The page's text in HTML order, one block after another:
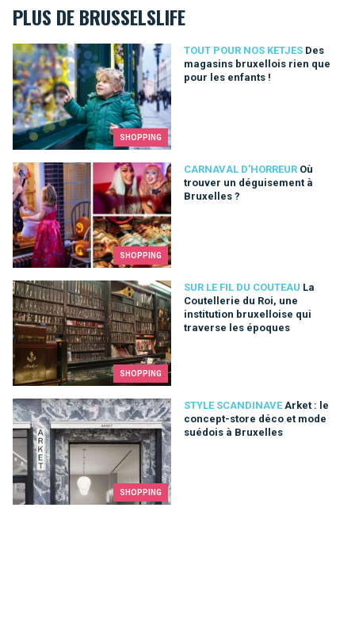
PLUS DE BRUSSELSLIFE
SHOPPING
TOUT POUR NOS KETJES Des
magasins bruxellois rien que
pour les enfants !
Des magasins bruxellois rien que pour les enfants !
SHOPPING
CARNAVAL D'HORREUR Où
trouver un déguisement à
Bruxelles ?
Où trouver un déguisement à Bruxelles ?
SHOPPING
SUR LE FIL DU COUTEAU La
Coutellerie du Roi, une
institution bruxelloise qui
traverse les époques
La Coutellerie du Roi, une institution bruxelloise qui traverse
SHOPPING
STYLE SCANDINAVE Arket : le
concept-store déco et mode
suédois à Bruxelles
Arket : le concept-store déco et mode suédois à Bruxelles